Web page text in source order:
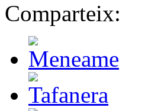
Comparteix: